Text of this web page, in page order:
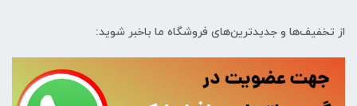
از تخفیف‌ها و جدیدترین‌های فروشگاه ما باخبر شوید: